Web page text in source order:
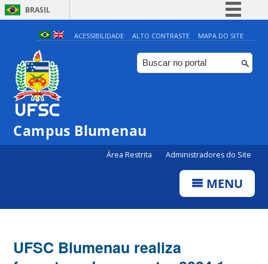
BRASIL
Simplifique!
Comunica BR
Participe
ACESSIBILIDADE ALTO CONTRASTE MAPA DO SITE
Campus Blumenau
Área Restrita Administradores do Site
MENU
UFSC Blumenau realiza